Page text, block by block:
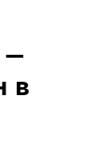
—
в